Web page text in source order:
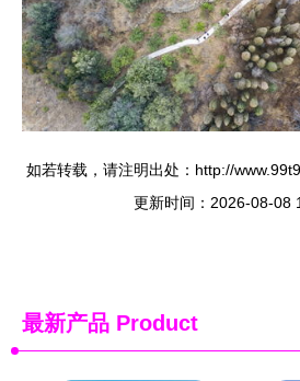
如若转载，请注明出处：http://
更新时间：2026-08-08
最新产品 Product